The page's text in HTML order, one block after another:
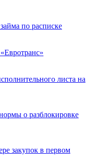
по расписке
листа на
о разблокировке
закупок в первом